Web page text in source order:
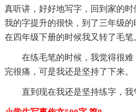
真听讲，好好地写字，回到家的时
我的字提升的很快，到了三年级
在四年级下册的时候我又转了毛笔
在练毛笔的时候，我觉得很
完很痛，可是我还是坚持了下来。
直到现在我还是坚持练字，我